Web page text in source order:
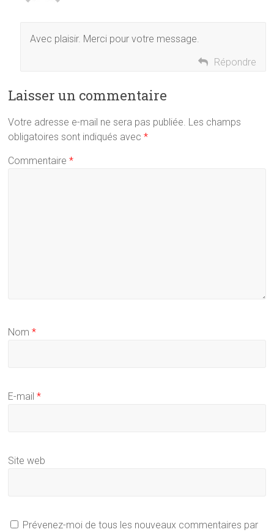
Avec plaisir. Merci pour votre message.
Répondre
Laisser un commentaire
Votre adresse e-mail ne sera pas publiée. Les champs
obligatoires sont indiqués avec*
Commentaire*
Nom*
E-mail*
Site web
Prévenez-moi de tous les nouveaux commentaires par